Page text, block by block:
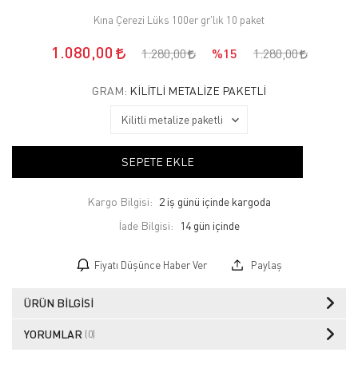
Kına Çerezi Lüks 100er gr'lık 10 paket
1.080,00 1.280,00 %15 1.280,00
GRAM: KILITLI METALIZE PAKETLI
SEPETE EKLE
Kargo Bilgisi: 2 iş günü içinde kargoda
İade Bilgisi:
Fiyatı Düşünce Haber Ver Paylaş
ÜRÜN BILGISI
YORUMLAR (0)